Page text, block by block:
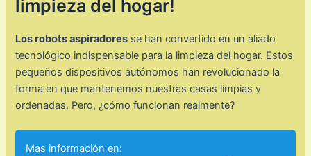
limpieza del hogar!
Los robots aspiradores se han convertido en un aliado
tecnológico indispensable para la limpieza del hogar. Estos
pequeños dispositivos autónomos han revolucionado la
forma en que mantenemos nuestras casas limpias y
ordenadas. Pero, ¿cómo funcionan realmente?
Mas información en: